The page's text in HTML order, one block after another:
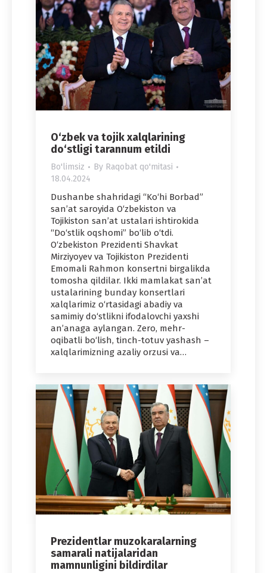
O‘zbek va tojik xalqlarining
do‘stligi tarannum etildi
Bo'limsiz By Raqobat qo'mitasi
18.04.2024
Dushanbe shahridagi “Ko‘hi Borbad”
san’at saroyida O‘zbekiston va
Tojikiston san’at ustalari ishtirokida
“Do‘stlik oqshomi” bo‘lib o‘tdi.
O‘zbekiston Prezidenti Shavkat
Mirziyoyev va Tojikiston Prezidenti
Emomali Rahmon konsertni birgalikda
tomosha qildilar. Ikki mamlakat san’at
ustalarining bunday konsertlari
xalqlarimiz o‘rtasidagi abadiy va
samimiy do‘stlikni ifodalovchi yaxshi
an’anaga aylangan. Zero, mehr-
oqibatli bo‘lish, tinch-totuv yashash –
xalqlarimizning azaliy orzusi va…
Prezidentlar muzokaralarning
samarali natijalaridan
mamnunligini bildirdilar